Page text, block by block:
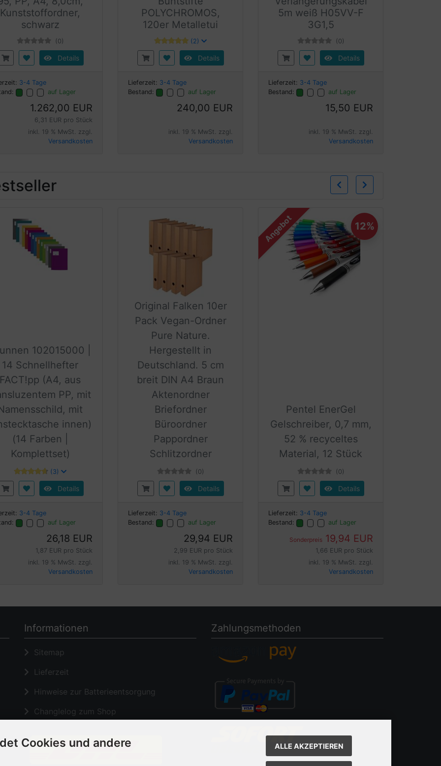
Kunststoffordner,
schwarz
(0)
Details
3-4 Tage
auf Lager
1.262,00 EUR
6,31 EUR pro Stück
inkl. 19 % MwSt. zzgl.
Versandkosten
POLYCHROMOS,
120er Metalletui
(2)
Details
Lieferzeit: 3-4 Tage
Bestand:
auf Lager
240,00 EUR
inkl. 19 % MwSt. zzgl.
Versandkosten
5m weiß H05VV-F
3G1,5
(0)
Details
Lieferzeit: 3-4 Tage
Bestand:
auf Lager
15,50 EUR
inkl. 19 % MwSt. zzgl.
Versandkosten
Zurück
102015000 |
14 Schnellhefter
FACT!pp (A4, aus
PP, mit
mit
innen)
(14 Farben |
Komplettset)
(3)
Details
3-4 Tage
auf Lager
26,18 EUR
1,87 EUR pro Stück
inkl. 19 % MwSt. zzgl.
Versandkosten
Original Falken 10er
Pack Vegan-Ordner
Pure Nature.
Hergestellt in
Deutschland. 5 cm
breit DIN A4 Braun
Aktenordner
Briefordner
Büroordner
Pappordner
Schlitzordner
(0)
Details
Lieferzeit: 3-4 Tage
Bestand:
auf Lager
29,94 EUR
2,99 EUR pro Stück
inkl. 19 % MwSt. zzgl.
Versandkosten
Angebot
Pentel EnerGel
Gelschreiber, 0,7 mm,
52 % recyceltes
Material, 12 Stück
(0)
Details
Lieferzeit: 3-4 Tage
Bestand:
auf Lager
Sonderpreis 19,94 EUR
12%
1,66 EUR pro Stück
inkl. 19 % MwSt. zzgl.
Versandkosten
Informationen
Sitemap
Lieferzeit
Hinweise zur Batterieentsorgung
Changlelog zum Shop
Zahlungsmethoden
Cookies und andere ALLE AKZEPTIEREN